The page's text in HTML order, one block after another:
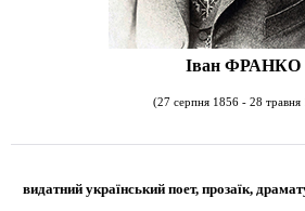
Іван ФРАНКО
(27 серпня 1856 - 28 травня
видатний український поет, прозаїк,